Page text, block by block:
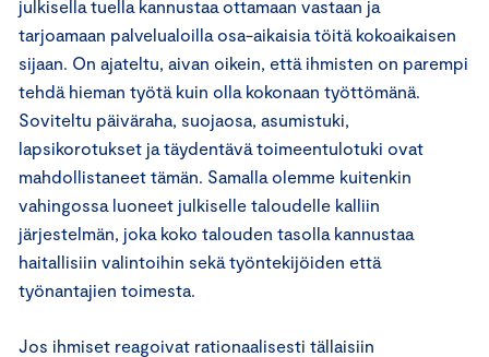
julkisella tuella kannustaa ottamaan vastaan ja
tarjoamaan palvelualoilla osa-aikaisia töitä kokoaikaisen
sijaan. On ajateltu, aivan oikein, että ihmisten on parempi
tehdä hieman työtä kuin olla kokonaan työttömänä.
Soviteltu päiväraha, suojaosa, asumistuki,
lapsikorotukset ja täydentävä toimeentulotuki ovat
mahdollistaneet tämän. Samalla olemme kuitenkin
vahingossa luoneet julkiselle taloudelle kalliin
järjestelmän, joka koko talouden tasolla kannustaa
haitallisiin valintoihin sekä työntekijöiden että
työnantajien toimesta.
Jos ihmiset reagoivat rationaalisesti tällaisiin